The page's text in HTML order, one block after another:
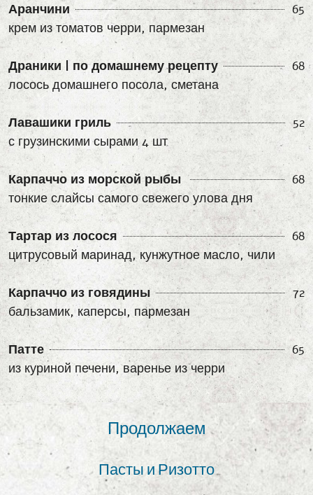
Аранчини
65
крем из томатов черри, пармезан
Драники | по домашнему рецепту
68
лосось домашнего посола, сметана
Лавашики гриль
52
с грузинскими сырами 4 шт
Карпаччо из морской рыбы
68
тонкие слайсы самого свежего улова дня
Тартар из лосося
68
цитрусовый маринад, кунжутное масло, чили
Карпаччо из говядины
72
бальзамик, каперсы, пармезан
Патте
65
из куриной печени, варенье из черри
Продолжаем
Пасты и Ризотто